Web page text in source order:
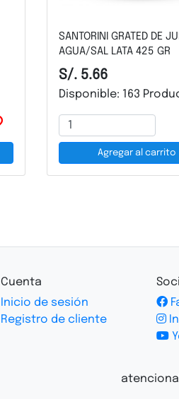
SANTORINI GRATED DE
AGUA/SAL LATA 425 GR
S/. 5.66
Disponible: 163
Agregar al carrito
Cuenta
Inicio de sesión
Registro de cliente